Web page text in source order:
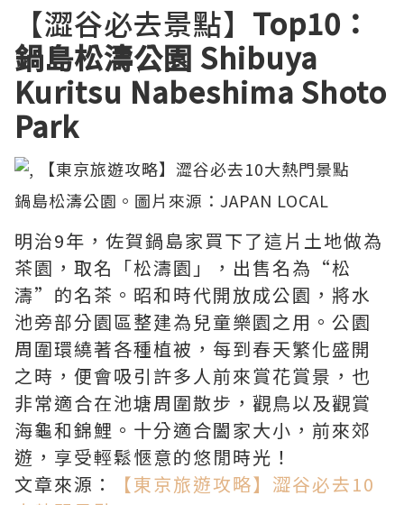
【澀谷必去景點】 Top10：
鍋島松濤公園 Shibuya
Kuritsu Nabeshima Shoto
Park
鍋島松濤公園。圖片來源： JAPAN LOCAL
明治9年，佐賀鍋島家買下了這片土地做為
茶園，取名「松濤園」，出售名為“松
濤”的名茶。昭和時代開放成公園，將水
池旁部分園區整建為兒童樂園之用。公園
周圍環繞著各種植被，每到春天繁化盛開
之時，便會吸引許多人前來賞花賞景，也
非常適合在池塘周圍散步，觀鳥以及觀賞
海龜和錦鯉。十分適合闔家大小，前來郊
遊，享受輕鬆愜意的悠閒時光！
文章來源：
【東京旅遊攻略】澀谷必去10